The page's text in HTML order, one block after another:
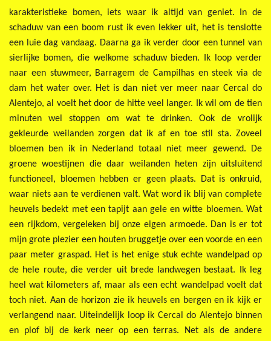
karakteristieke bomen, iets waar ik altijd van geniet. In de
schaduw van een boom rust ik even lekker uit, het is tenslotte
een luie dag vandaag. Daarna ga ik verder door een tunnel van
sierlijke bomen, die welkome schaduw bieden. Ik loop verder
naar een stuwmeer, Barragem de Campilhas en steek via de
dam het water over. Het is dan niet ver meer naar Cercal do
Alentejo, al voelt het door de hitte veel langer. Ik wil om de tien
minuten wel stoppen om wat te drinken. Ook de vrolijk
gekleurde weilanden zorgen dat ik af en toe stil sta. Zoveel
bloemen ben ik in Nederland totaal niet meer gewend. De
groene woestijnen die daar weilanden heten zijn uitsluitend
functioneel, bloemen hebben er geen plaats. Dat is onkruid,
waar niets aan te verdienen valt. Wat word ik blij van complete
heuvels bedekt met een tapijt aan gele en witte bloemen. Wat
een rijkdom, vergeleken bij onze eigen armoede. Dan is er tot
mijn grote plezier een houten bruggetje over een voorde en een
paar meter graspad. Het is het enige stuk echte wandelpad op
de hele route, die verder uit brede landwegen bestaat. Ik leg
heel wat kilometers af, maar als een echt wandelpad voelt dat
toch niet. Aan de horizon zie ik heuvels en bergen en ik kijk er
verlangend naar. Uiteindelijk loop ik Cercal do Alentejo binnen
en plof bij de kerk neer op een terras. Net als de andere